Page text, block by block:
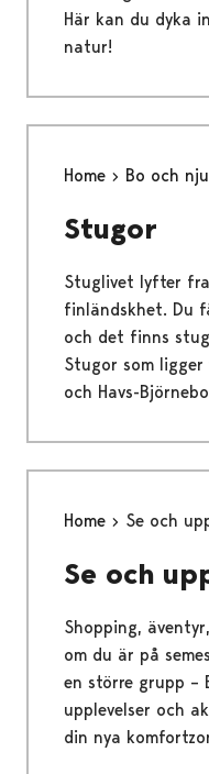
Här kan du dyka
natur!
Home Bo och
Stugor
Stuglivet lyfter
finländskhet. Du
och det finns
Stugor som
och Havs-
Home Se och
Se och
Shopping,
om du är på
en större grupp –
upplevelser och
din nya